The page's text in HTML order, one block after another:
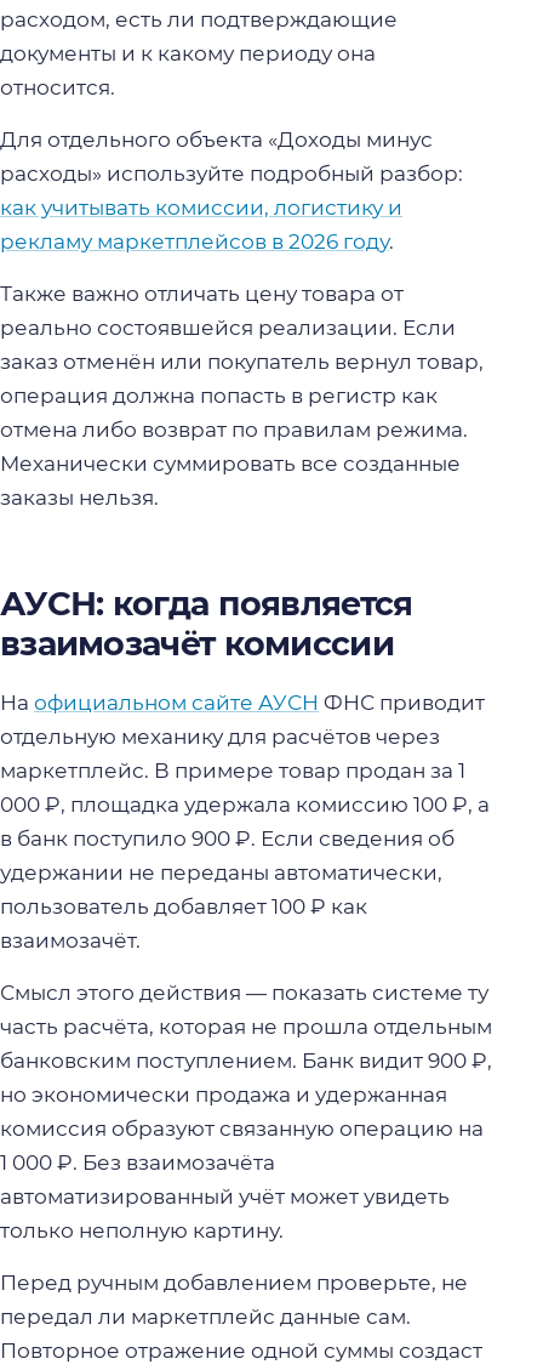
расходом, есть ли подтверждающие
документы и к какому периоду она
относится.
Для отдельного объекта «Доходы минус
расходы» используйте подробный разбор:
как учитывать комиссии, логистику и
рекламу маркетплейсов в 2026 году.
Также важно отличать цену товара от
реально состоявшейся реализации. Если
заказ отменён или покупатель вернул товар,
операция должна попасть в регистр как
отмена либо возврат по правилам режима.
Механически суммировать все созданные
заказы нельзя.
АУСН: когда появляется
взаимозачёт комиссии
На официальном сайте АУСН ФНС приводит
отдельную механику для расчётов через
маркетплейс. В примере товар продан за 1
000 ₽, площадка удержала комиссию 100 ₽, а
в банк поступило 900 ₽. Если сведения об
удержании не переданы автоматически,
пользователь добавляет 100 ₽ как
взаимозачёт.
Смысл этого действия — показать системе ту
часть расчёта, которая не прошла отдельным
банковским поступлением. Банк видит 900 ₽,
но экономически продажа и удержанная
комиссия образуют связанную операцию на
1 000 ₽. Без взаимозачёта
автоматизированный учёт может увидеть
только неполную картину.
Перед ручным добавлением проверьте, не
передал ли маркетплейс данные сам.
Повторное отражение одной суммы создаст